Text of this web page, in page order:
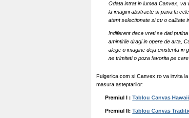
Odata intrat in lumea Canvex, va
la imagini abstracte si pana la
atent selectionate si cu o calitate
Indiferent daca vreti sa dati
amintirile dragi in opere de arta,
alege o imagine deja existenta in
ne trimiteti o poza favorita pe
Fulgerica.com si Canvex.ro va invita
masura asteptarilor:
Premiul I : Tablou Canvas
Premiul II: Tablou Canvas